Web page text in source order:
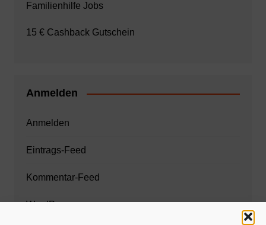
Familienhilfe Jobs
15 € Cashback Gutschein
Anmelden
Anmelden
Eintrags-Feed
Kommentar-Feed
WordPress.org